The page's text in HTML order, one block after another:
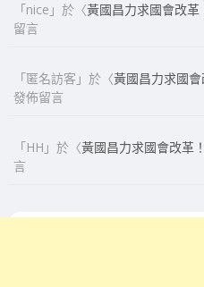
「nice 」於〈黃國昌力求國會改革
留言
「匿名訪客 」於〈黃國昌力求國
發佈留言
「HH 」於〈黃國昌力求國會改革
言